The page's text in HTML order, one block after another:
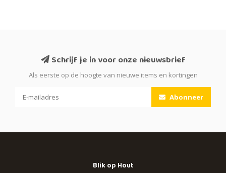
Schrijf je in voor onze nieuwsbrief
Als eerste op de hoogte van nieuwe items en kortingen
Abonneer
Blik op Hout